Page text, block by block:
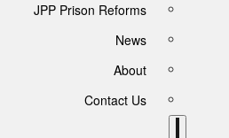
JPP Prison Reforms
News
About
Contact Us